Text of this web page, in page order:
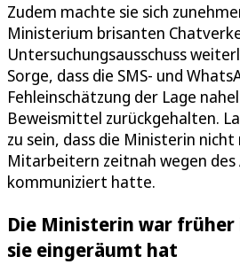
Zudem machte sie sich
Ministerium brisanten
Untersuchungsausschuss
Sorge, dass die SMS- und
Fehleinschätzung der Lage
Beweismittel zurückgehalten.
zu sein, dass die Ministerin
Mitarbeitern zeitnah wegen des
kommuniziert hatte.
Die Ministerin war
sie eingeräumt hat